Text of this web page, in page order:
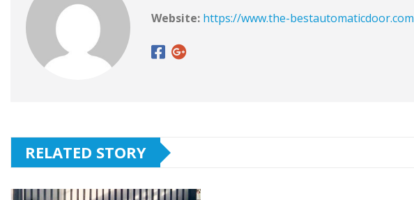
Website: https://www.the-bestautomaticdoor.com
RELATED STORY